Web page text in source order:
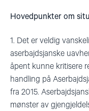
Hovedpunkter om
1. Det er veldig
aserbajdsjanske
åpent kunne kritisere
handling på
fra 2015.
mønster av